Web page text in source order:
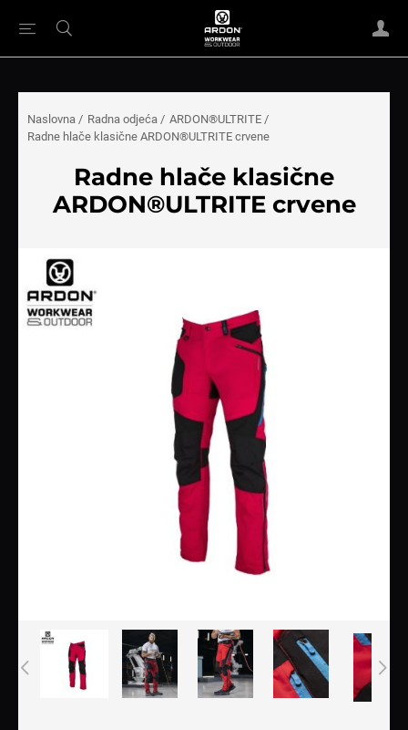
Naslovna / Radna odjeća / ARDON®ULTRITE /
Radne hlače klasične ARDON®ULTRITE crvene
Radne hlače klasične
ARDON®ULTRITE crvene